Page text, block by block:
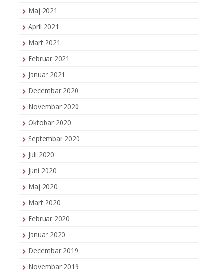
Maj 2021
April 2021
Mart 2021
Februar 2021
Januar 2021
Decembar 2020
Novembar 2020
Oktobar 2020
Septembar 2020
Juli 2020
Juni 2020
Maj 2020
Mart 2020
Februar 2020
Januar 2020
Decembar 2019
Novembar 2019